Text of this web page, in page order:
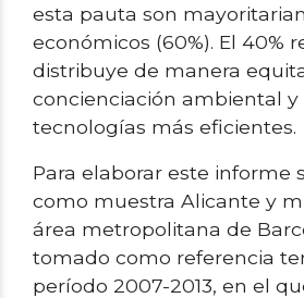
esta pauta son
económicos (60%). El 40%
distribuye de manera
concienciación ambiental y
tecnologías más eficientes.
Para elaborar este informe
como muestra Alicante y
área metropolitana de
tomado como referencia
período 2007-2013, en el